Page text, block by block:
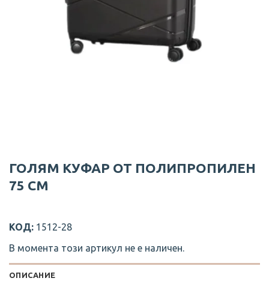
ГОЛЯМ КУФАР ОТ ПОЛИПРОПИЛЕН
75 СМ
КОД: 1512-28
В момента този артикул не е наличен.
ОПИСАНИЕ